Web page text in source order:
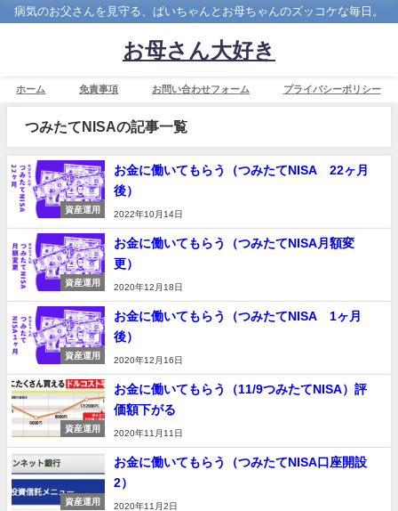
病気のお父さんを見守る、ぱいちゃんとお母ちゃんのズッコケな毎日。
お母さん大好き
ホーム 免責事項 お問い合わせフォーム プライバシーポリシー
つみたてNISAの記事一覧
資産運用
お金に働いてもらう（つみたてNISA 22ヶ月
後）
2022年10月14日
資産運用
お金に働いてもらう（つみたてNISA月額変
更）
2020年12月18日
資産運用
お金に働いてもらう（つみたてNISA 1ヶ月
後）
2020年12月16日
資産運用
お金に働いてもらう（11/9つみたてNISA）評
価額下がる
2020年11月11日
資産運用
お金に働いてもらう（つみたてNISA口座開設
2）
2020年11月2日